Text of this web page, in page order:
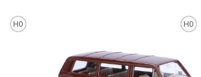
H0 H0